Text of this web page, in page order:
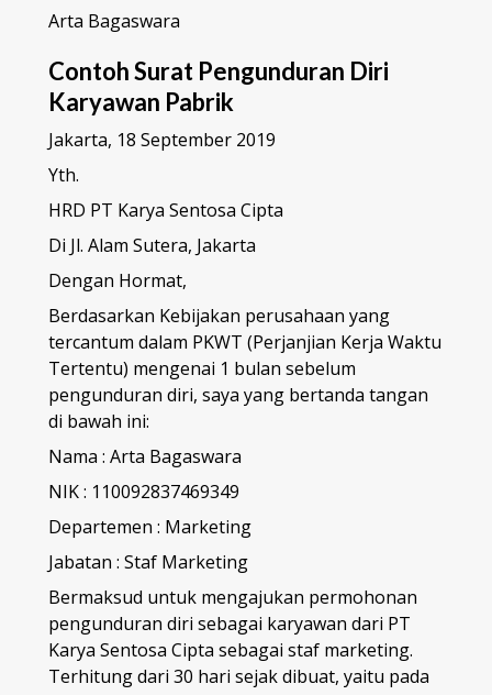
Arta Bagaswara
Contoh Surat Pengunduran Diri
Karyawan Pabrik
Jakarta, 18 September 2019
Yth.
HRD PT Karya Sentosa Cipta
Di Jl. Alam Sutera, Jakarta
Dengan Hormat,
Berdasarkan Kebijakan perusahaan yang
tercantum dalam PKWT (Perjanjian Kerja Waktu
Tertentu) mengenai 1 bulan sebelum
pengunduran diri, saya yang bertanda tangan
di bawah ini:
Nama : Arta Bagaswara
NIK : 110092837469349
Departemen : Marketing
Jabatan : Staf Marketing
Bermaksud untuk mengajukan permohonan
pengunduran diri sebagai karyawan dari PT
Karya Sentosa Cipta sebagai staf marketing.
Terhitung dari 30 hari sejak dibuat, yaitu pada